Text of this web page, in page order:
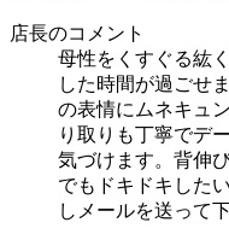
店長のコメント
母性をくすぐる紘
した時間が過ごせ
の表情にムネキュ
り取りも丁寧でデ
気づけます。背伸
でもドキドキした
しメールを送って